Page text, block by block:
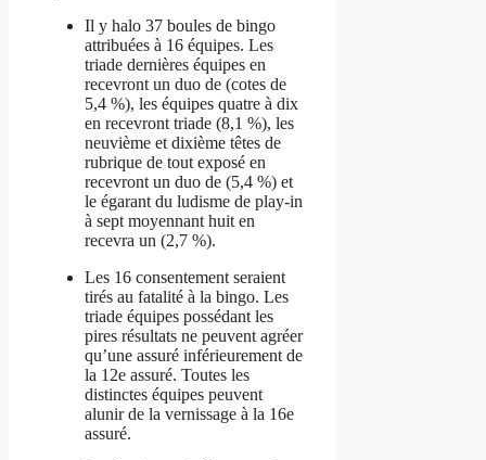
Il y halo 37 boules de bingo
attribuées à 16 équipes. Les
triade dernières équipes en
recevront un duo de (cotes de
5,4 %), les équipes quatre à dix
en recevront triade (8,1 %), les
neuvième et dixième têtes de
rubrique de tout exposé en
recevront un duo de (5,4 %) et
le égarant du ludisme de play-in
à sept moyennant huit en
recevra un (2,7 %).
Les 16 consentement seraient
tirés au fatalité à la bingo. Les
triade équipes possédant les
pires résultats ne peuvent agréer
qu’une assuré inférieurement de
la 12e assuré. Toutes les
distinctes équipes peuvent
alunir de la vernissage à la 16e
assuré.